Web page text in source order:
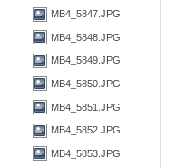
MB4_5847.JPG
MB4_5848.JPG
MB4_5849.JPG
MB4_5850.JPG
MB4_5851.JPG
MB4_5852.JPG
MB4_5853.JPG